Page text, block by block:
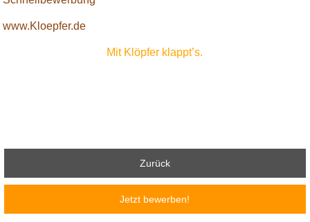
www.Kloepfer.de
Mit Klöpfer klappt’s.
Zurück
Jetzt bewerben!